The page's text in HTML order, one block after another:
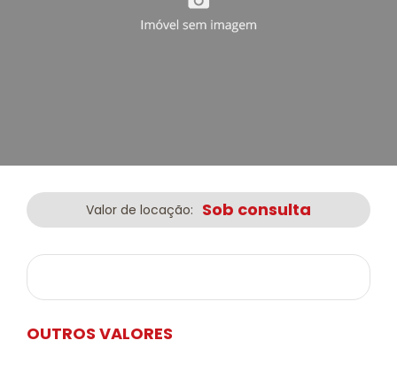
Valor de locação: Sob consulta
OUTROS VALORES